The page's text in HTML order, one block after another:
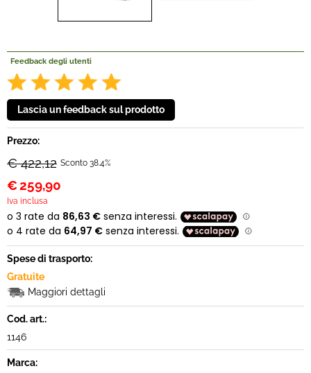
Feedback degli utenti
Prezzo:
€ 422,12 Sconto 38.4%
€259,90
Iva inclusa
Spese di trasporto:
Gratuite
Maggiori dettagli
Cod. art.:
1146
Marca: